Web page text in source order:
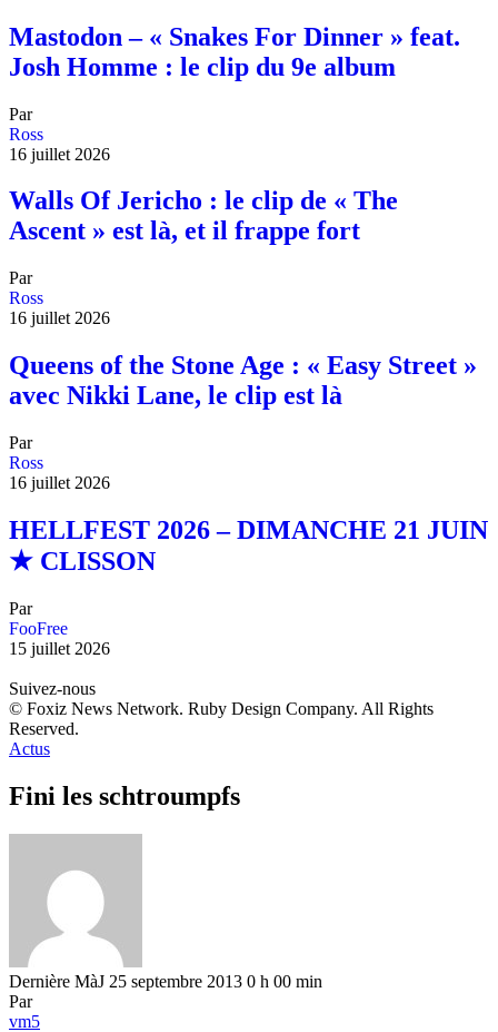
Mastodon – « Snakes For Dinner » feat.
Josh Homme : le clip du 9e album
Par
Ross
16 juillet 2026
Walls Of Jericho : le clip de « The
Ascent » est là, et il frappe fort
Par
Ross
16 juillet 2026
Queens of the Stone Age : « Easy Street »
avec Nikki Lane, le clip est là
Par
Ross
16 juillet 2026
HELLFEST 2026 – DIMANCHE 21 JUIN
★ CLISSON
Par
FooFree
15 juillet 2026
Suivez-nous
© Foxiz News Network. Ruby Design Company. All Rights
Reserved.
Actus
Fini les schtroumpfs
Dernière MàJ 25 septembre 2013 0 h 00 min
Par
vm5